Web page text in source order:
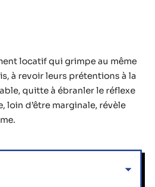
locatif qui grimpe au même
à revoir leurs prétentions à la
quitte à ébranler le réflexe
loin d’être marginale, révèle